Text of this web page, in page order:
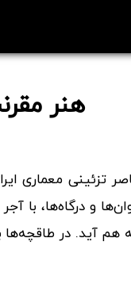
هنر
تزئینی معماری
و درگاه‌ها، با
آید. در طاقچه‌ها